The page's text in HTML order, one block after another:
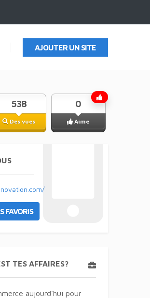
AJOUTER UN SITE
Des vues
538
Aime
0
FAVORIS
TES AFFAIRES?
aujourd'hui pour